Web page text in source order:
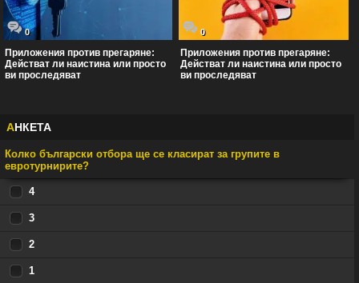
0
Приложения против прегаряне:
Действат ли наистина или просто
ви проследяват
0
Приложения против прегаряне:
Действат ли наистина или просто
ви проследяват
АНКЕТА
Колко български отбора ще се класират за групите в
евротурнирите?
4
3
2
1